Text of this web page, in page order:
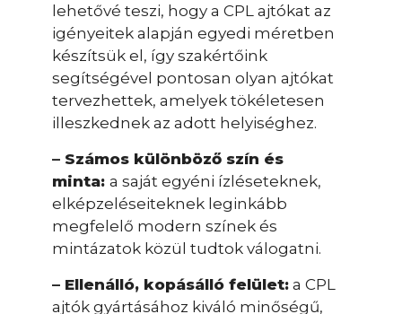
lehetővé teszi, hogy a CPL ajtókat az
igényeitek alapján egyedi méretben
készítsük el, így szakértőink
segítségével pontosan olyan ajtókat
tervezhettek, amelyek tökéletesen
illeszkednek az adott helyiséghez.
– Számos különböző szín és
minta: a saját egyéni ízléseteknek,
elképzeléseiteknek leginkább
megfelelő modern színek és
mintázatok közül tudtok válogatni.
– Ellenálló, kopásálló felület: a CPL
ajtók gyártásához kiváló minőségű,